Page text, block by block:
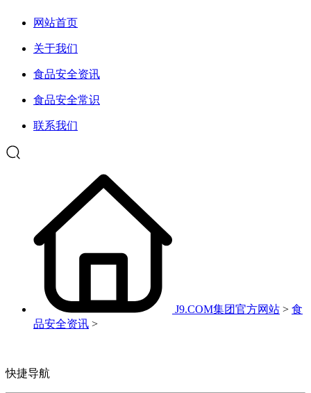
网站首页
关于我们
食品安全资讯
食品安全常识
联系我们
J9.COM集团官方网站 > 食
品安全资讯 >
快捷导航